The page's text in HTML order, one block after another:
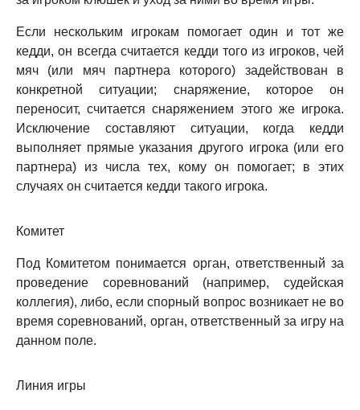
Если нескольким игрокам помогает один и тот же
кедди, он всегда считается кедди того из игроков, чей
мяч (или мяч партнера которого) задействован в
конкретной ситуации; снаряжение, которое он
переносит, считается снаряжением этого же игрока.
Исключение составляют ситуации, когда кедди
выполняет прямые указания другого игрока (или его
партнера) из числа тех, кому он помогает; в этих
случаях он считается кедди такого игрока.
Комитет
Под Комитетом понимается орган, ответственный за
проведение соревнований (например, судейская
коллегия), либо, если спорный вопрос возникает не во
время соревнований, орган, ответственный за игру на
данном поле.
Линия игры